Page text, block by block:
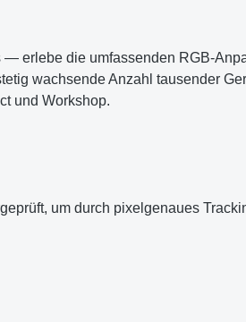
erlebe die umfassenden RGB-
wachsende Anzahl tausender
und Workshop.
um durch pixelgenaues